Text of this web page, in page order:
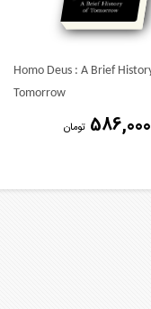
Homo Deus : A Brief
Tomorrow
586,000 تومان